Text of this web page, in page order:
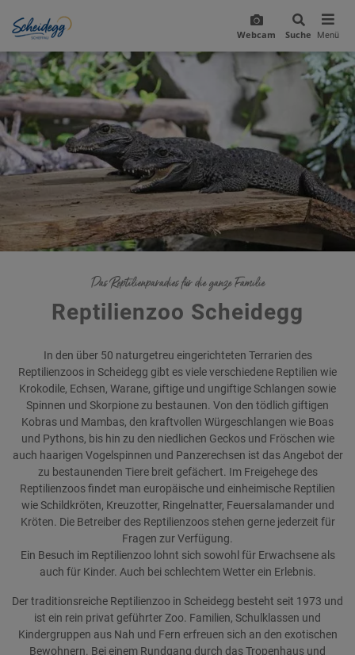
Webcam Suche Menü
Das Reptilienparadies für die ganze Familie
Reptilienzoo Scheidegg
In den über 50 naturgetreu eingerichteten Terrarien des
Reptilienzoos in Scheidegg gibt es viele verschiedene Reptilien wie
Krokodile, Echsen, Warane, giftige und ungiftige Schlangen sowie
Spinnen und Skorpione zu bestaunen. Von den tödlich giftigen
Kobras und Mambas, den kraftvollen Würgeschlangen wie Boas
und Pythons, bis hin zu den niedlichen Geckos und Fröschen wie
auch haarigen Vogelspinnen und Panzerechsen ist das Angebot der
zu bestaunenden Tiere breit gefächert. Im Freigehege des
Reptilienzoos findet man europäische und einheimische Reptilien
wie Schildkröten, Kreuzotter, Ringelnatter, Feuersalamander und
Kröten. Die Betreiber des Reptilienzoos stehen gerne jederzeit für
Fragen zur Verfügung.
Ein Besuch im Reptilienzoo lohnt sich sowohl für Erwachsene als
auch für Kinder. Auch bei schlechtem Wetter ein Erlebnis.
Der traditionsreiche Reptilienzoo in Scheidegg besteht seit 1973 und
ist ein rein privat geführter Zoo. Familien, Schulklassen und
Kindergruppen aus Nah und Fern erfreuen sich an den exotischen
Bewohnern. Bei einem Rundgang durch das Tropenhaus und